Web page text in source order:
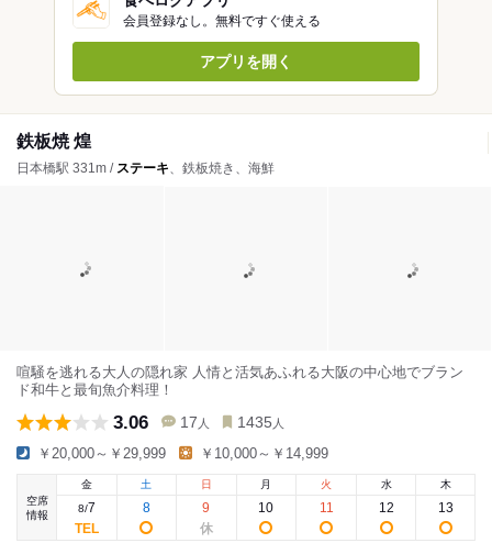
会員登録なし。無料ですぐ使える
アプリを開く
鉄板焼 煌
日本橋駅 331m / ステーキ、鉄板焼き、海鮮
喧騒を逃れる大人の隠れ家 人情と活気あふれる大阪の中心地でブラン
ド和牛と最旬魚介料理！
3.06 17 人 1435 人
￥20,000～￥29,999 ￥10,000～￥14,999
空席
情報
金
8/7
土
8
日
9
月
10
火
11
水
12
木
13